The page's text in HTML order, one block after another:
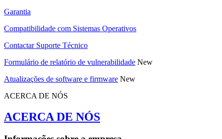
Garantia
Compatibilidade com Sistemas Operativos
Contactar Suporte Técnico
Formulário de relatório de vulnerabilidade New
Atualizações de software e firmware New
ACERCA DE NÓS
ACERCA DE NÓS